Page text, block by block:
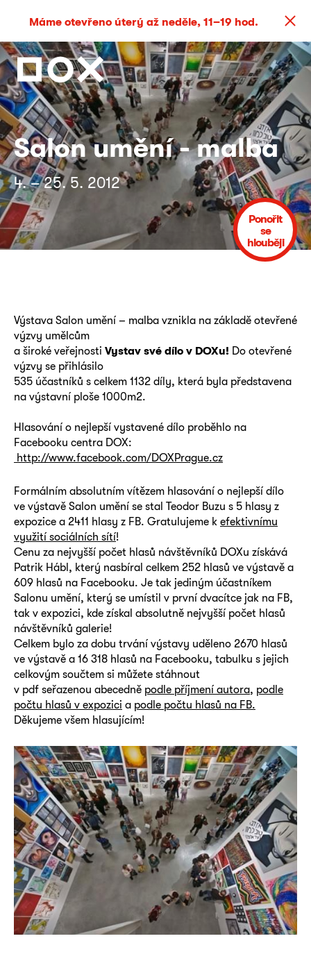
Máme otevřeno úterý až neděle, 11–19 hod.
Salon umění - malba
4. – 25. 5. 2012
Ponořit
se
hlouběji
Výstava Salon umění – malba vznikla na základě otevřené
výzvy umělcům
a široké veřejnosti Vystav své dílo v DOXu! Do otevřené
výzvy se přihlásilo
535 účastníků s celkem 1132 díly, která byla představena
na výstavní ploše 1000m2.
Hlasování o nejlepší vystavené dílo proběhlo na
Facebooku centra DOX:
http://www.facebook.com/DOXPrague.cz
Formálním absolutním vítězem hlasování o nejlepší dílo
ve výstavě Salon umění se stal Teodor Buzu s 5 hlasy z
expozice a 2411 hlasy z FB. Gratulujeme k efektivnímu
využití sociálních sítí!
Cenu za nejvyšší počet hlasů návštěvníků DOXu získává
Patrik Hábl, který nasbíral celkem 252 hlasů ve výstavě a
609 hlasů na Facebooku. Je tak jediným účastníkem
Salonu umění, který se umístil v první dvacítce jak na FB,
tak v expozici, kde získal absolutně nejvyšší počet hlasů
návštěvníků galerie!
Celkem bylo za dobu trvání výstavy uděleno 2670 hlasů
ve výstavě a 16 318 hlasů na Facebooku, tabulku s jejich
celkovým součtem si můžete stáhnout
v pdf seřazenou abecedně podle příjmení autora, podle
počtu hlasů v expozici a podle počtu hlasů na FB.
Děkujeme všem hlasujícím!